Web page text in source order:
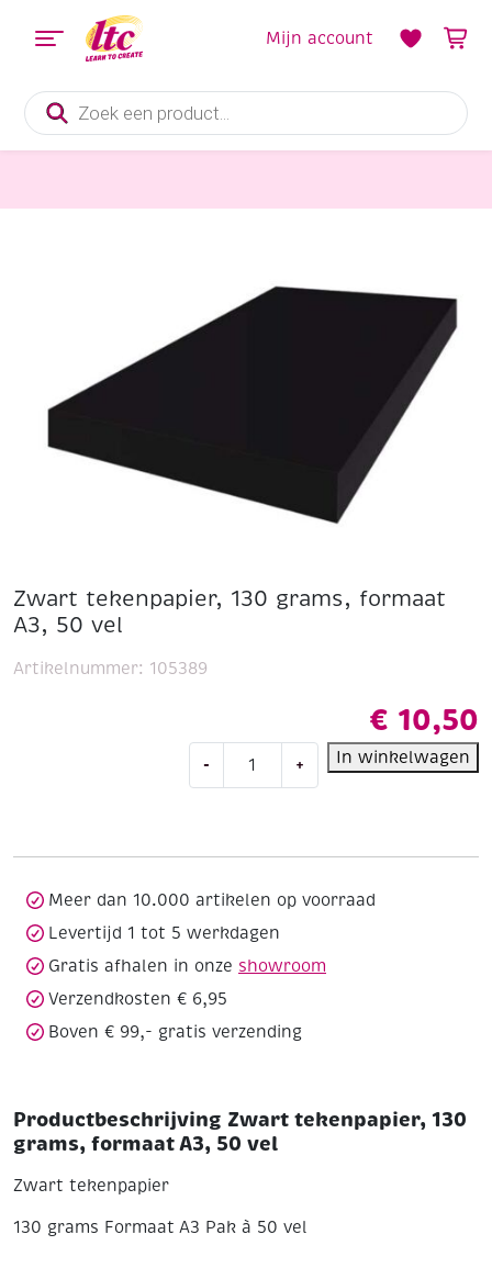
Producten
zoeken
Mijn account
Zwart tekenpapier, 130 grams, formaat
A3, 50 vel
€ 10,50
-
tekenpapier,
50
+ In winkelwagen
Artikelnummer: 105389
Meer dan 10.000 artikelen op voorraad
Levertijd 1 tot 5 werkdagen
Gratis afhalen in onze showroom
Verzendkosten € 6,95
Boven € 99,- gratis verzending
Productbeschrijving Zwart tekenpapier, 130
grams, formaat A3, 50 vel
Zwart tekenpapier
130 grams Formaat A3 Pak à 50 vel